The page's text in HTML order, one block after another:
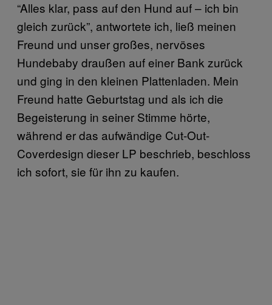
“Alles klar, pass auf den Hund auf – ich bin
gleich zurück”, antwortete ich, ließ meinen
Freund und unser großes, nervöses
Hundebaby draußen auf einer Bank zurück
und ging in den kleinen Plattenladen. Mein
Freund hatte Geburtstag und als ich die
Begeisterung in seiner Stimme hörte,
während er das aufwändige Cut-Out-
Coverdesign dieser LP beschrieb, beschloss
ich sofort, sie für ihn zu kaufen.